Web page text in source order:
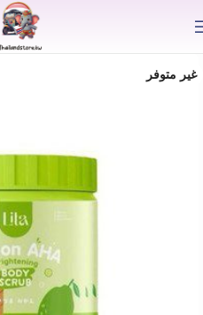
غير متوفر